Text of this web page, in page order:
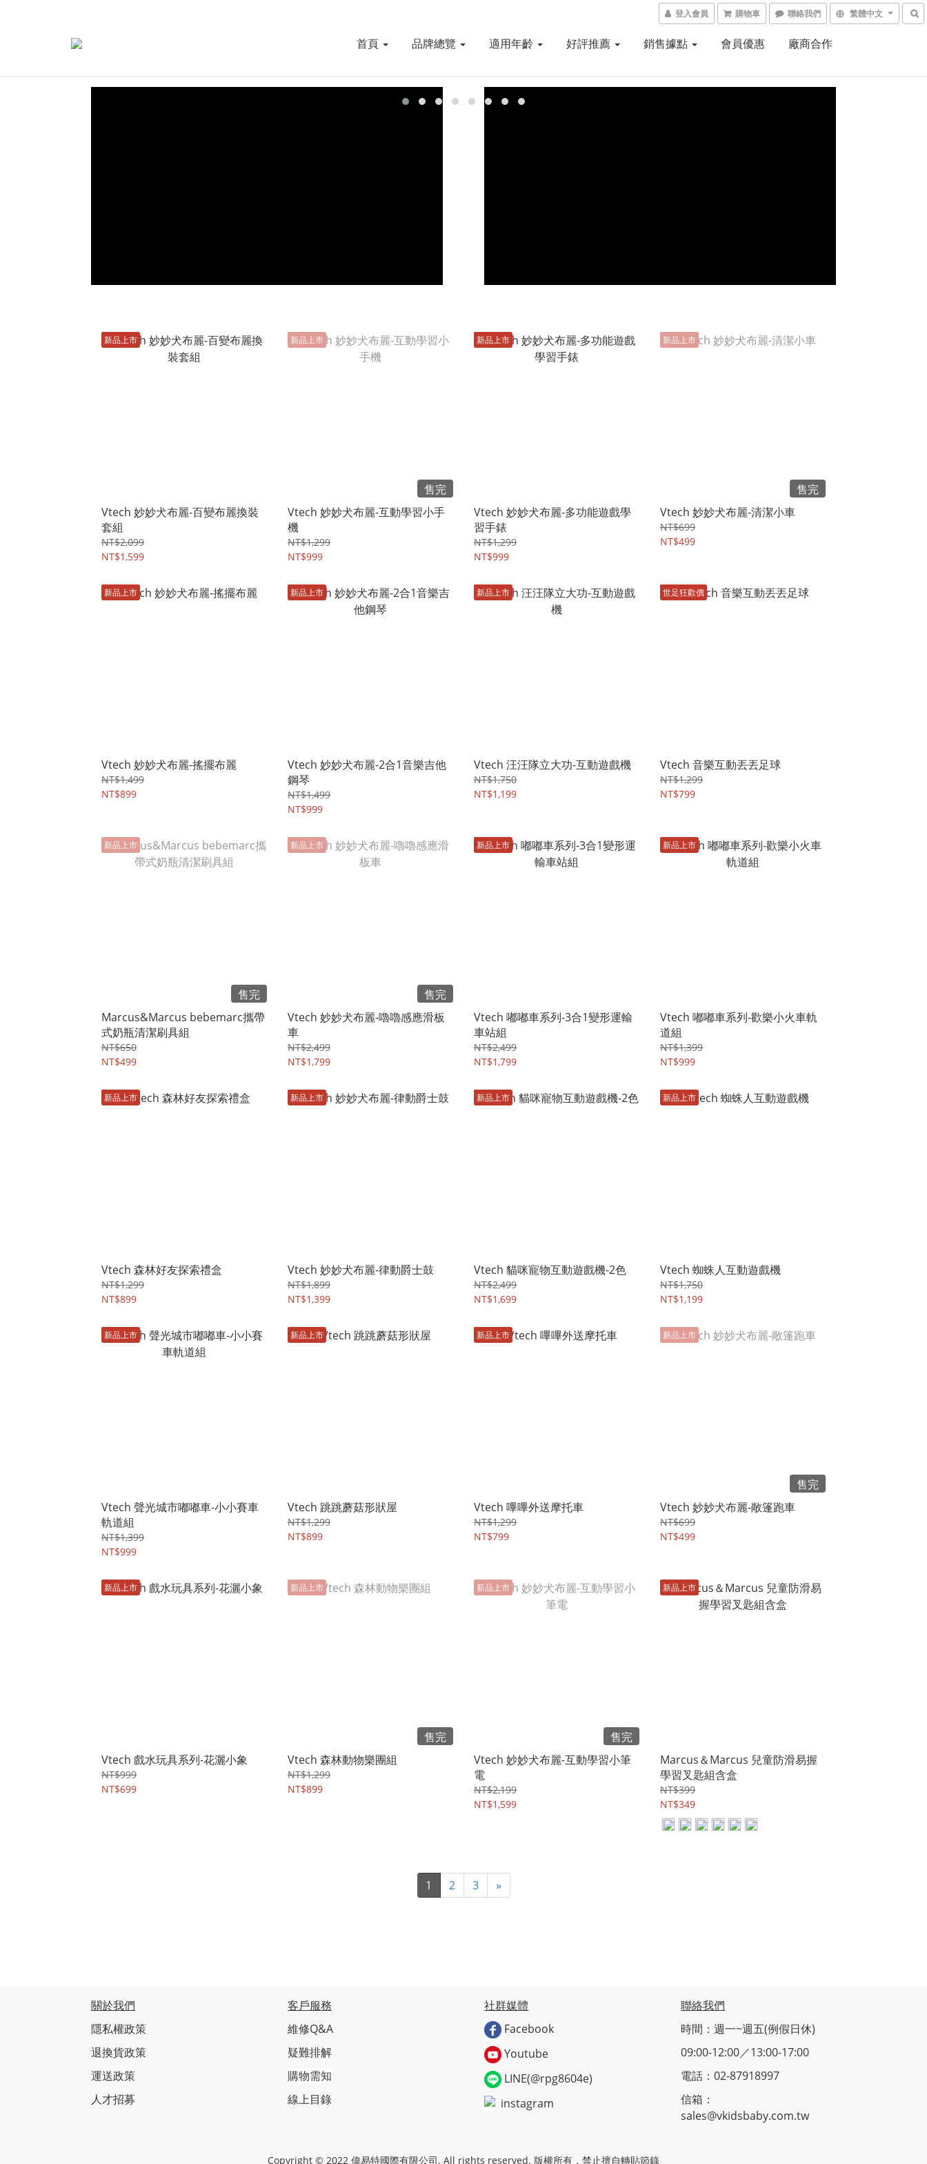
登入會員 購物車 聯絡我們 繁體中文
首頁 品牌總覽 適用年齡 好評推薦 銷售據點 會員優惠 廠商合作
新品上市
Vtech 妙妙犬布麗-百變布麗換裝
套組
NT$2,099
NT$1,599
新品上市
售完
Vtech 妙妙犬布麗-互動學習小手
機
NT$1,299
NT$999
新品上市
Vtech 妙妙犬布麗-多功能遊戲學
習手錶
NT$1,299
NT$999
新品上市
售完
Vtech 妙妙犬布麗-清潔小車
NT$699
NT$499
新品上市
Vtech 妙妙犬布麗-搖擺布麗
NT$1,499
NT$899
新品上市
Vtech 妙妙犬布麗-2合1音樂吉他
鋼琴
NT$1,499
NT$999
新品上市
Vtech 汪汪隊立大功-互動遊戲機
NT$1,750
NT$1,199
世足狂歡價
Vtech 音樂互動丟丟足球
NT$1,299
NT$799
新品上市
售完
Marcus&Marcus bebemarc攜帶
式奶瓶清潔刷具組
NT$650
NT$499
新品上市
售完
Vtech 妙妙犬布麗-嚕嚕感應滑板
車
NT$2,499
NT$1,799
新品上市
Vtech 嘟嘟車系列-3合1變形運輸
車站組
NT$2,499
NT$1,799
新品上市
Vtech 嘟嘟車系列-歡樂小火車軌
道組
NT$1,399
NT$999
新品上市
Vtech 森林好友探索禮盒
NT$1,299
NT$899
新品上市
Vtech 妙妙犬布麗-律動爵士鼓
NT$1,899
NT$1,399
新品上市
Vtech 貓咪寵物互動遊戲機-2色
NT$2,499
NT$1,699
新品上市
Vtech 蜘蛛人互動遊戲機
NT$1,750
NT$1,199
新品上市
Vtech 聲光城市嘟嘟車-小小賽車
軌道組
NT$1,399
NT$999
新品上市
Vtech 跳跳蘑菇形狀屋
NT$1,299
NT$899
新品上市
Vtech 嗶嗶外送摩托車
NT$1,299
NT$799
新品上市
售完
Vtech 妙妙犬布麗-敞篷跑車
NT$699
NT$499
新品上市
Vtech 戲水玩具系列-花灑小象
NT$999
NT$699
新品上市
售完
Vtech 森林動物樂團組
NT$1,299
NT$899
新品上市
售完
Vtech 妙妙犬布麗-互動學習小筆
電
NT$2,199
NT$1,599
新品上市
Marcus＆Marcus 兒童防滑易握
學習叉匙組含盒
NT$399
NT$349
1 2 3 »
關於我們
隱私權政策
退換貨政策
運送政策
人才招募
客戶服務
維修Q&A
疑難排解
購物需知
線上目錄
社群媒體
Facebook
Youtube
LINE(@rpg8604e)
instagram
聯絡我們
時間：週一~週五(例假日休)
09:00-12:00／13:00-17:00
電話：02-87918997
信箱：
sales@vkidsbaby.com.tw
Copyright © 2022 偉易特國際有限公司. All rights reserved. 版權所有，禁止擅自轉貼節錄